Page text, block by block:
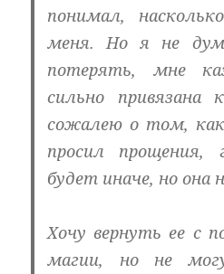
понимал,
меня. Но я не
потерять, мне
сильно
сожалею о том, как
просил прощения,
будет иначе, но она
Хочу вернуть ее с
магии, но не